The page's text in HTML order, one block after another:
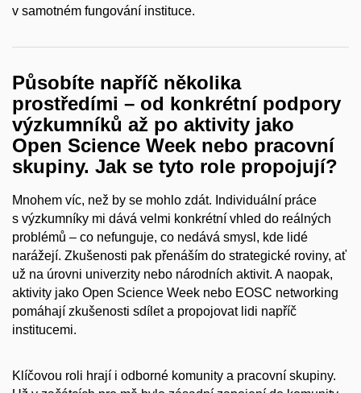
v samotném fungování instituce.
Působíte napříč několika
prostředími – od konkrétní podpory
výzkumníků až po aktivity jako
Open Science Week nebo pracovní
skupiny. Jak se tyto role propojují?
Mnohem víc, než by se mohlo zdát. Individuální práce
s výzkumníky mi dává velmi konkrétní vhled do reálných
problémů – co nefunguje, co nedává smysl, kde lidé
narážejí. Zkušenosti pak přenáším do strategické roviny, ať
už na úrovni univerzity nebo národních aktivit. A naopak,
aktivity jako Open Science Week nebo EOSC networking
pomáhají zkušenosti sdílet a propojovat lidi napříč
institucemi.
Klíčovou roli hrají i odborné komunity a pracovní skupiny.